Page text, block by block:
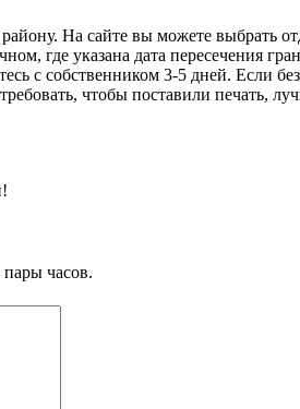
На сайте вы можете выбрать
где указана дата пересечения
с собственником 3-5 дней. Если
чтобы поставили печать,
часов.